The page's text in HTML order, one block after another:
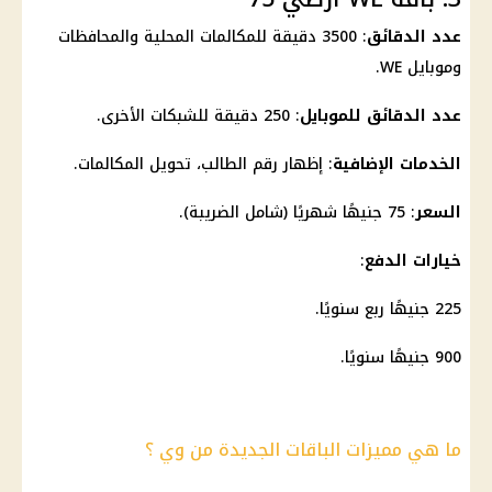
عدد الدقائق
: 3500 دقيقة للمكالمات المحلية والمحافظات
وموبايل WE.
عدد الدقائق للموبايل: 250 دقيقة للشبكات الأخرى.
الخدمات الإضافية: إظهار رقم الطالب، تحويل المكالمات.
السعر: 75 جنيهًا شهريًا (شامل الضريبة).
خيارات الدفع:
225 جنيهًا ربع سنويًا.
900 جنيهًا سنويًا.
ما هي مميزات الباقات الجديدة من وي ؟